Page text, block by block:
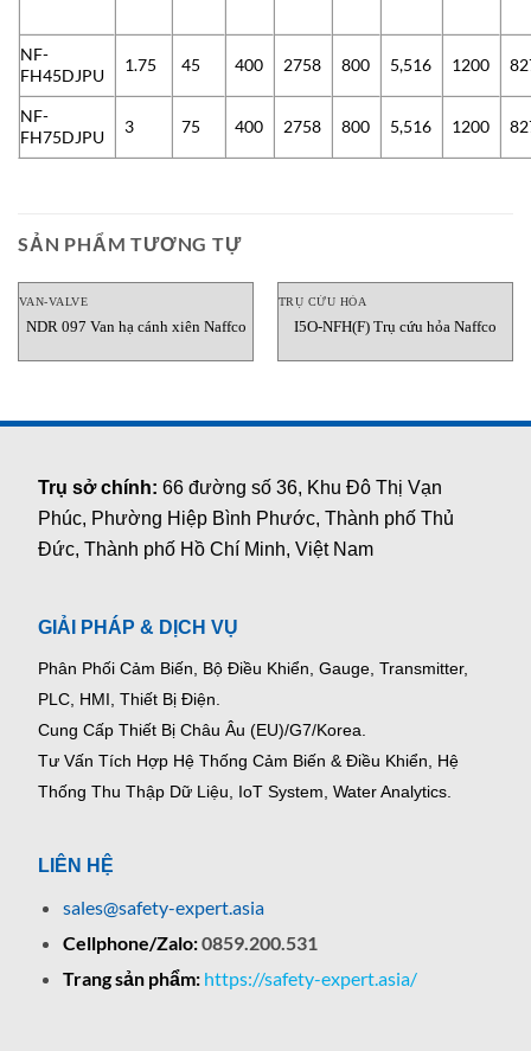
NF-
FH45DJPU
1.75 45 400 2758 800 5,516 1200
NF-
FH75DJPU
3 75 400 2758 800 5,516 1200
SẢN PHẨM TƯƠNG TỰ
VAN-VALVE
NDR 097 Van hạ cánh xiên Naffco
TRỤ CỨU HỎA
I5O-NFH(F) Trụ cứu hỏa Naffco
Trụ sở chính:66 đường số 36, Khu Đô Thị Vạn
Phúc, Phường Hiệp Bình Phước, Thành phố Thủ
Đức, Thành phố Hồ Chí Minh, Việt Nam
GIẢI PHÁP & DỊCH VỤ
Phân Phối Cảm Biến, Bộ Điều Khiển, Gauge, Transmitter,
PLC, HMI, Thiết Bị Điện.
Cung Cấp Thiết Bị Châu Âu (EU)/G7/Korea.
Tư Vấn Tích Hợp Hệ Thống Cảm Biến & Điều Khiển, Hệ
Thống Thu Thập Dữ Liệu, IoT System, Water Analytics.
LIÊN HỆ
sales@safety-expert.asia
Cellphone/Zalo:0859.200.531
Trang sản phẩm: https://safety-expert.asia/